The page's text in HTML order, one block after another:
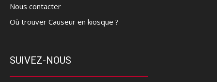
Nous contacter
Où trouver Causeur en kiosque ?
SUIVEZ-NOUS